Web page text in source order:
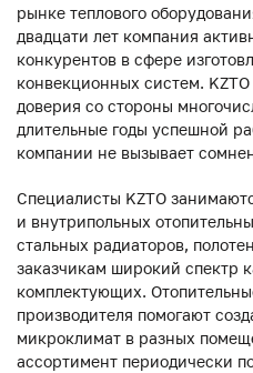
рынке теплового
двадцати лет компания
конкурентов в сфере
конвекционных систем.
доверия со стороны
длительные годы успешной
компании не вызывает
Специалисты KZTO
и внутрипольных
стальных радиаторов,
заказчикам широкий спектр
комплектующих.
производителя помогают
микроклимат в разных
ассортимент периодически